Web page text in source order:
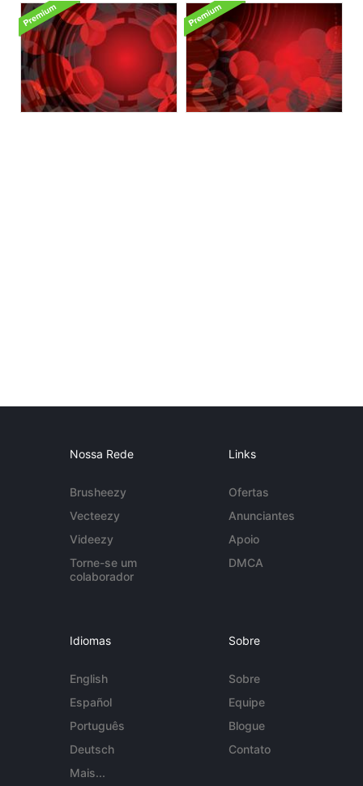
Nossa Rede
Brusheezy
Vecteezy
Videezy
Torne-se um
colaborador
Links
Ofertas
Anunciantes
Apoio
DMCA
Idiomas
English
Español
Português
Deutsch
Mais...
Sobre
Sobre
Equipe
Blogue
Contato